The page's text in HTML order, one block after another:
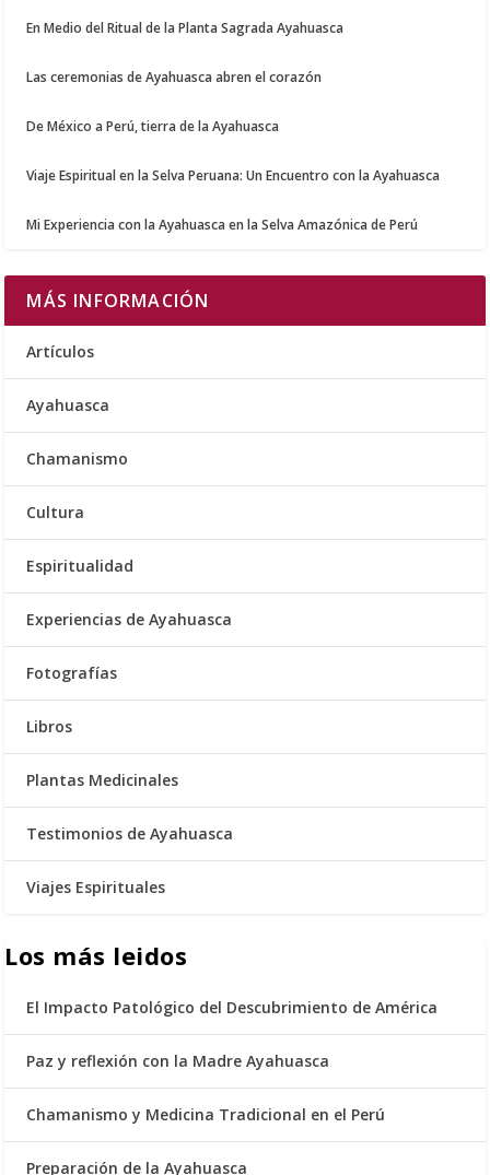
En Medio del Ritual de la Planta Sagrada Ayahuasca
Las ceremonias de Ayahuasca abren el corazón
De México a Perú, tierra de la Ayahuasca
Viaje Espiritual en la Selva Peruana: Un Encuentro con la Ayahuasca
Mi Experiencia con la Ayahuasca en la Selva Amazónica de Perú
MÁS INFORMACIÓN
Artículos
Ayahuasca
Chamanismo
Cultura
Espiritualidad
Experiencias de Ayahuasca
Fotografías
Libros
Plantas Medicinales
Testimonios de Ayahuasca
Viajes Espirituales
Los más leidos
El Impacto Patológico del Descubrimiento de América
Paz y reflexión con la Madre Ayahuasca
Chamanismo y Medicina Tradicional en el Perú
Preparación de la Ayahuasca